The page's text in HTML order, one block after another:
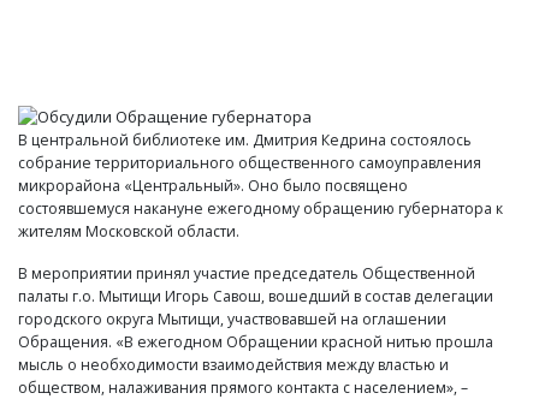
В центральной библиотеке им. Дмитрия Кедрина состоялось
собрание территориального общественного самоуправления
микрорайона «Центральный». Оно было посвящено
состоявшемуся накануне ежегодному обращению губернатора к
жителям Московской области.
В мероприятии принял участие председатель Общественной
палаты г.о. Мытищи Игорь Савош, вошедший в состав делегации
городского округа Мытищи, участвовавшей на оглашении
Обращения. «В ежегодном Обращении красной нитью прошла
мысль о необходимости взаимодействия между властью и
обществом, налаживания прямого контакта с населением», –